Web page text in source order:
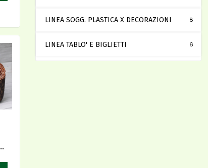
LINEA SOGG. PLASTICA X DECORAZIONI 8
LINEA TABLO' E BIGLIETTI 6